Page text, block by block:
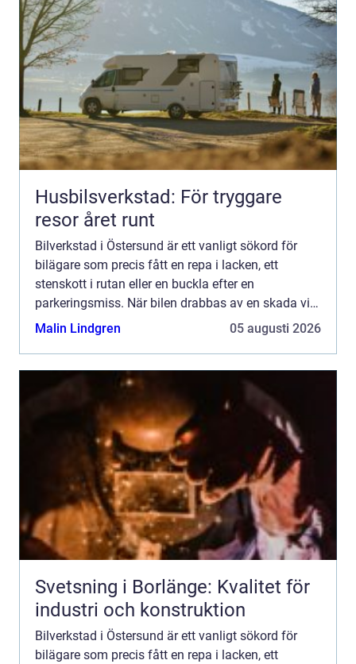
Husbilsverkstad: För tryggare
resor året runt
Bilverkstad i Östersund är ett vanligt sökord för
bilägare som precis fått en repa i lacken, ett
stenskott i rutan eller en buckla efter en
parkeringsmiss. När bilen drabbas av en skada vill
många snabbt veta...
Malin Lindgren 05 augusti 2026
Svetsning i Borlänge: Kvalitet för
industri och konstruktion
Bilverkstad i Östersund är ett vanligt sökord för
bilägare som precis fått en repa i lacken, ett